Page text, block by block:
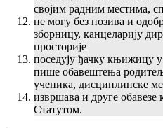
својим радним местима,
не могу без позива и
зборницу, канцеларију
просторије
поседују ђачку књижицу
пише обавештења
ученика, дисциплинске
извршава и друге обавезе
Статутом.